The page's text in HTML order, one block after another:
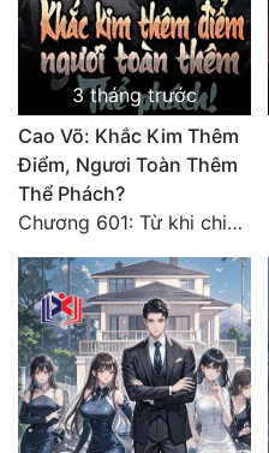
3 tháng trước
Cao Võ: Khắc Kim Thêm
Điểm, Ngươi Toàn Thêm
Thể Phách?
Chương 601: Từ khi chia tay đến nay, mọi việc vẫn ổn chứ!